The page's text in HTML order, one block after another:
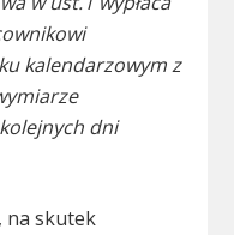
kalendarzowym z
dni
na skutek